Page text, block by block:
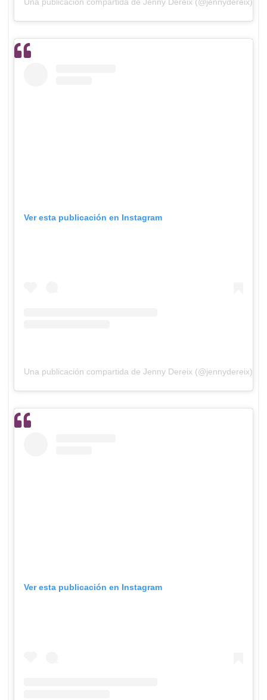
Ver esta publicación en Instagram
Una publicación compartida de Jenny Dereix (@jennydereix)
Ver esta publicación en Instagram